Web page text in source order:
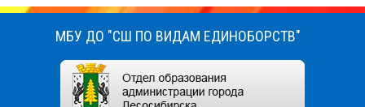
МБУ ДО "СШ ПО ВИДАМ ЕДИНОБОРСТВ"